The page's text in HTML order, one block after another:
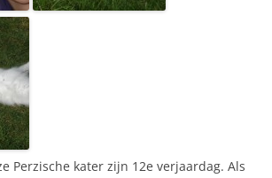
Perzische kater zijn 12e verjaardag. Als